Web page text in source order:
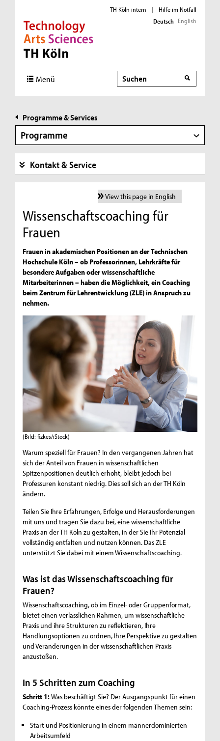
Direkt zur Hauptnavigation
Direkt zur Subnavigation
Direkt zum Inhalt
Direkt zum Fußbereich
TH Köln intern |
Hilfe im Notfall
Deutsch English
Menü Suche
Programme & Services
Programme
Kontakt & Service
View this page in English
Wissenschaftscoaching für
Frauen
Frauen in akademischen Positionen an der Technischen
Hochschule Köln – ob Professorinnen, Lehrkräfte für
besondere Aufgaben oder wissenschaftliche
Mitarbeiterinnen – haben die Möglichkeit, ein Coaching
beim Zentrum für Lehrentwicklung (ZLE) in Anspruch zu
nehmen.
(Bild: fizkes/iStock)
Warum speziell für Frauen? In den vergangenen Jahren hat
sich der Anteil von Frauen in wissenschaftlichen
Spitzenpositionen deutlich erhöht, bleibt jedoch bei
Professuren konstant niedrig. Dies soll sich an der TH Köln
ändern.
Teilen Sie Ihre Erfahrungen, Erfolge und Herausforderungen
mit uns und tragen Sie dazu bei, eine wissenschaftliche
Praxis an der TH Köln zu gestalten, in der Sie Ihr Potenzial
vollständig entfalten und nutzen können. Das ZLE
unterstützt Sie dabei mit einem Wissenschaftscoaching.
Was ist das Wissenschaftscoaching für
Frauen?
Wissenschaftscoaching, ob im Einzel- oder Gruppenformat,
bietet einen verlässlichen Rahmen, um wissenschaftliche
Praxis und ihre Strukturen zu reflektieren, Ihre
Handlungsoptionen zu ordnen, Ihre Perspektive zu gestalten
und Veränderungen in der wissenschaftlichen Praxis
anzustoßen.
In 5 Schritten zum Coaching
Schritt 1:Was beschäftigt Sie? Der Ausgangspunkt für einen
Coaching-Prozess könnte eines der folgenden Themen sein:
Start und Positionierung in einem männerdominierten
Arbeitsumfeld